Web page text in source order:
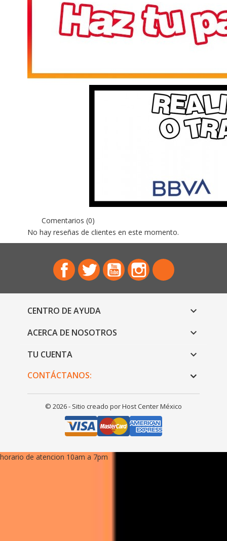
Comentarios (0)
No hay reseñas de clientes en este momento.
FacebookTwitter YouTubeInstagram
CENTRO DE AYUDA 
ACERCA DE NOSOTROS 
TU CUENTA 
CONTÁCTANOS:
© 2026 - Sitio creado por Host Center México
horario de atencion 10am a 7pm